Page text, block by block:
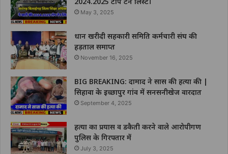
May 3, 2025
धान खरीदी सहकारी समिति कर्मचारी संघ की
हड़ताल समाप्त
November 16, 2025
BIG BREAKING: दामाद ने सास की हत्या की |
सिहावा के इच्छापुर गांव में सनसनीखेज वारदात
September 4, 2025
हत्या का प्रयास व डकैती करने वाले आरोपीगण
पुलिस के गिरफ्तार में
July 3, 2025